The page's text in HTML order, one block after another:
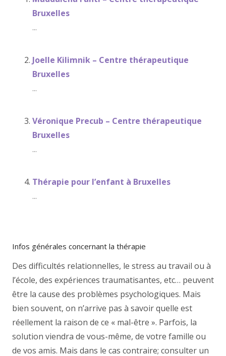
Bruxelles
...
Joelle Kilimnik – Centre thérapeutique
Bruxelles
...
Véronique Precub – Centre thérapeutique
Bruxelles
...
Thérapie pour l’enfant à Bruxelles
...
Infos générales concernant la thérapie
Des difficultés relationnelles, le stress au travail ou à
l’école, des expériences traumatisantes, etc… peuvent
être la cause des problèmes psychologiques. Mais
bien souvent, on n’arrive pas à savoir quelle est
réellement la raison de ce « mal-être ». Parfois, la
solution viendra de vous-même, de votre famille ou
de vos amis. Mais dans le cas contraire; consulter un